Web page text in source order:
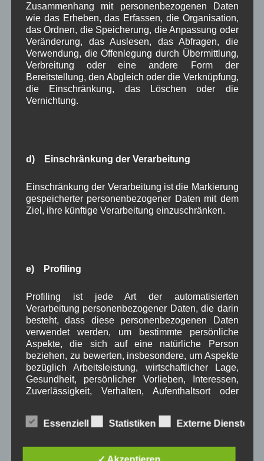
Juni 2025(7)
Mai 2025(3)
April 2025(8)
März 2025(5)
Februar 2025(9)
Januar 2025(8)
Dezember 2024(7)
November 2024(14)
Oktober 2024(10)
Juni 2024(4)
Mai 2024
März 2024(4)
Februar 2024(4)
Januar 2024 (5)
September 2023(8)
Juli 2023
Juni 2023 (7)
Mai 2023(8)
April 2023(10)
März 2023(5)
Februar 2023
(3)
Januar 2023(8)
Dezember 2022 (7)
November 2022(8)
September 2022
August 2022(6)
Zusammenhang mit personenbezogenen Daten
wie das Erheben, das Erfassen, die Organisation,
das Ordnen, die Speicherung, die Anpassung oder
Veränderung, das Auslesen, das Abfragen, die
Verwendung, die Offenlegung durch Übermittlung,
Verbreitung oder eine andere Form der
Bereitstellung, den Abgleich oder die Verknüpfung,
die Einschränkung, das Löschen oder die
Vernichtung.
d) Einschränkung der Verarbeitung
Einschränkung der Verarbeitung ist die Markierung
gespeicherter personenbezogener Daten mit dem
Ziel, ihre künftige Verarbeitung einzuschränken.
e) Profiling
Profiling ist jede Art der automatisierten
Verarbeitung personenbezogener Daten, die darin
besteht, dass diese personenbezogenen Daten
verwendet werden, um bestimmte persönliche
Aspekte, die sich auf eine natürliche Person
beziehen, zu bewerten, insbesondere, um Aspekte
bezüglich Arbeitsleistung, wirtschaftlicher Lage,
Gesundheit, persönlicher Vorlieben, Interessen,
Zuverlässigkeit, Verhalten, Aufenthaltsort oder
analysieren oder vorherzusagen.
Essenziell
Statistiken Externe Dienste